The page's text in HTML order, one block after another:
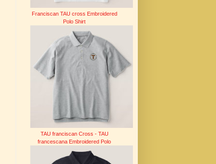
Franciscan TAU cross Embroidered
Polo Shirt
TAU franciscan Cross - TAU
francescana Embroidered Polo